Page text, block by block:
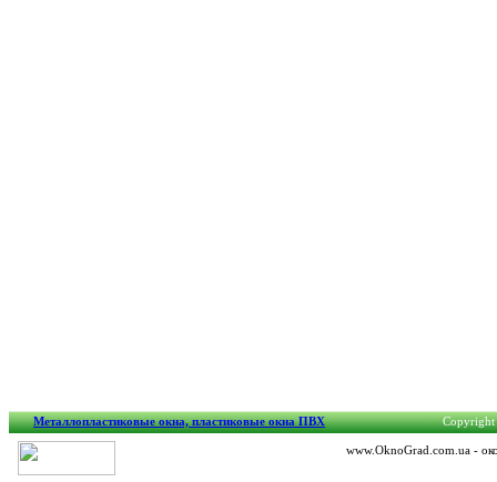
Металлопластиковые окна, пластиковые окна ПВХ
www.OknoGrad.com.ua -